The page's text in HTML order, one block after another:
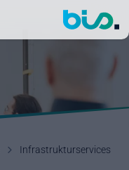
Infrastrukturservices